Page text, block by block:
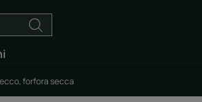
forfora secca